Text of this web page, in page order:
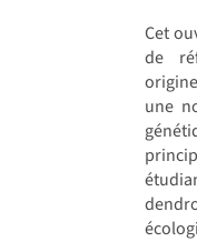
Cet
de
une